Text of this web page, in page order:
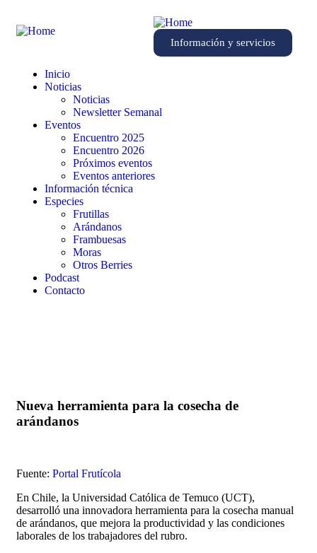
Información y servicios
Inicio
Noticias
Noticias
Newsletter Semanal
Eventos
Encuentro 2025
Encuentro 2026
Próximos eventos
Eventos anteriores
Información técnica
Especies
Frutillas
Arándanos
Frambuesas
Moras
Otros Berries
Podcast
Contacto
Nueva herramienta para la cosecha de
arándanos
Fuente: Portal Frutícola
En Chile, la Universidad Católica de Temuco (UCT),
desarrolló una innovadora herramienta para la cosecha manual
de arándanos, que mejora la productividad y las condiciones
laborales de los trabajadores del rubro.